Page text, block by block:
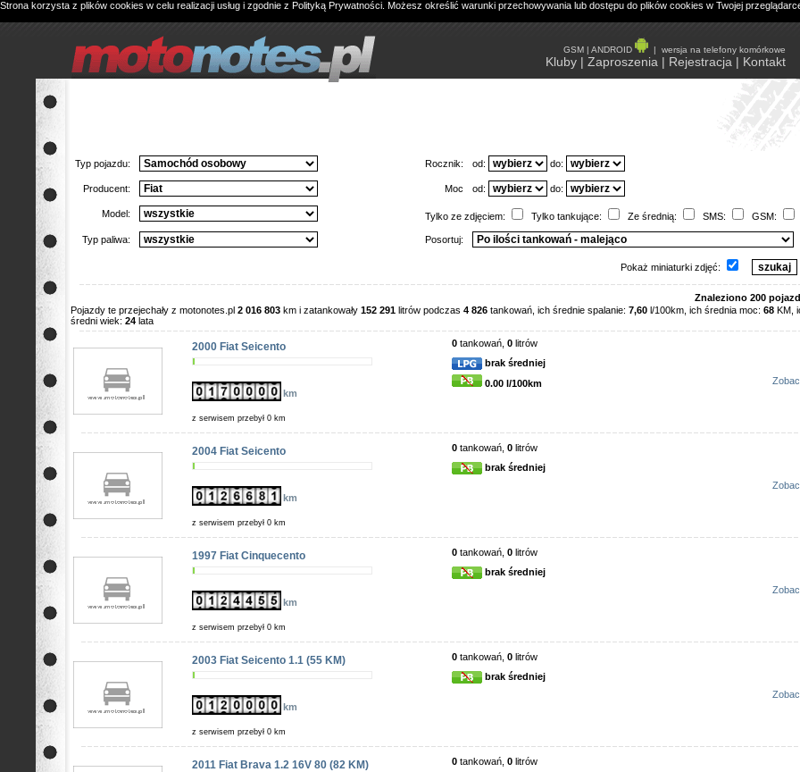
Strona korzysta z plików cookies w celu realizacji usług i zgodnie z Polityką Prywatności . Możesz określić warunki przechowywania lub dostępu do plików cookies w Twojej
GSM | ANDROID | wersja na telefony komórkowe
Kluby | Zaproszenia | Rejestracja | Kontakt
Typ pojazdu: Rocznik: od: do:
Producent: Moc od: do:
Model: Tylko ze zdjęciem: Tylko tankujące: Ze średnią: SMS: GSM:
Typ paliwa: Posortuj:
Pokaż miniaturki zdjęć:
Znaleziono 200
Pojazdy te przejechały z motonotes.pl 2 016 803 km i zatankowały 152 291 litrów podczas 4 826 tankowań, ich średnie spalanie: 7,60 l/100km, ich średnia moc: 68 KM,
średni wiek: 24 lata
2000 Fiat Seicento
km
z serwisem przebył 0 km
0 tankowań, 0 litrów
brak średniej
0.00 l/100km
2004 Fiat Seicento
km
z serwisem przebył 0 km
0 tankowań, 0 litrów
brak średniej
1997 Fiat Cinquecento
km
z serwisem przebył 0 km
0 tankowań, 0 litrów
brak średniej
2003 Fiat Seicento 1.1 (55 KM)
km
z serwisem przebył 0 km
0 tankowań, 0 litrów
brak średniej
2011 Fiat Brava 1.2 16V 80 (82 KM) 0 tankowań, 0 litrów